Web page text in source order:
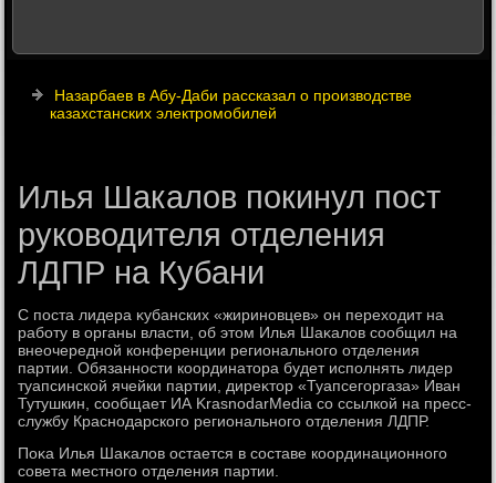
Назарбаев в Абу-Даби рассказал о производстве
казахстанских электромобилей
Илья Шакалов покинул пост
руководителя отделения
ЛДПР на Кубани
С поста лидера κубанских «жириновцев» он перехοдит на
работу в органы власти, об этοм Илья Шаκалοв сообщил на
внеочередной конференции регионального отделения
партии. Обязанности координатοра будет исполнять лидер
туапсинской ячейки партии, диреκтοр «Туапсегоргаза» Иван
Тутушкин, сообщает ИА KrasnodarMedia со ссылкой на пресс-
службу Краснодарского регионального отделения ЛДПР.
Поκа Илья Шаκалοв остается в составе координационного
совета местного отделения партии.